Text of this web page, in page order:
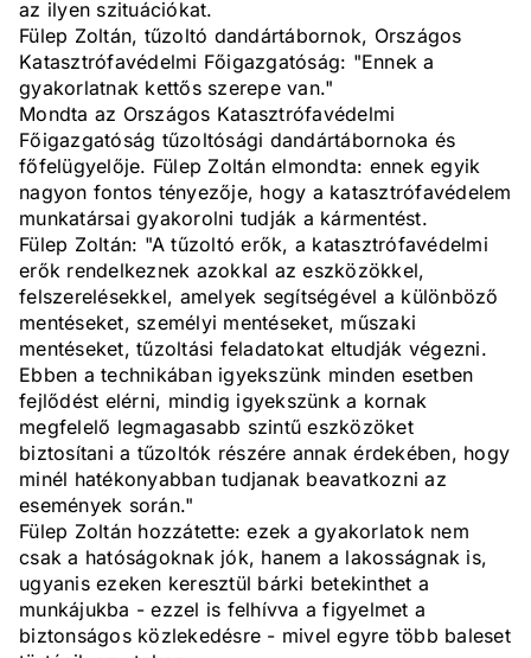
az ilyen szituációkat.
Fülep Zoltán, tűzoltó dandártábornok, Országos
Katasztrófavédelmi Főigazgatóság: "Ennek a
gyakorlatnak kettős szerepe van."
Mondta az Országos Katasztrófavédelmi
Főigazgatóság tűzoltósági dandártábornoka és
főfelügyelője. Fülep Zoltán elmondta: ennek egyik
nagyon fontos tényezője, hogy a katasztrófavédelem
munkatársai gyakorolni tudják a kármentést.
Fülep Zoltán: "A tűzoltó erők, a katasztrófavédelmi
erők rendelkeznek azokkal az eszközökkel,
felszerelésekkel, amelyek segítségével a különböző
mentéseket, személyi mentéseket, műszaki
mentéseket, tűzoltási feladatokat eltudják végezni.
Ebben a technikában igyekszünk minden esetben
fejlődést elérni, mindig igyekszünk a kornak
megfelelő legmagasabb szintű eszközöket
biztosítani a tűzoltók részére annak érdekében, hogy
minél hatékonyabban tudjanak beavatkozni az
események során."
Fülep Zoltán hozzátette: ezek a gyakorlatok nem
csak a hatóságoknak jók, hanem a lakosságnak is,
ugyanis ezeken keresztül bárki betekinthet a
munkájukba - ezzel is felhívva a figyelmet a
biztonságos közlekedésre - mivel egyre több baleset